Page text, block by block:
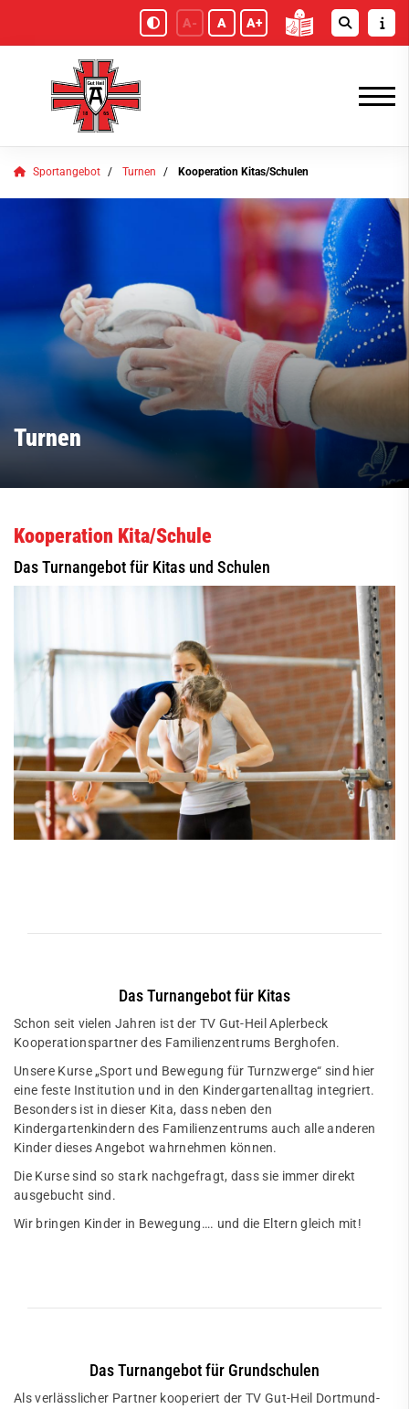
A- A A+
Sportangebot Turnen Kooperation Kitas/Schulen
Turnen
Kooperation Kita/Schule
Das Turnangebot für Kitas und Schulen
Das Turnangebot für Kitas
Schon seit vielen Jahren ist der TV Gut-Heil Aplerbeck
Kooperationspartner des Familienzentrums Berghofen.
Unsere Kurse „Sport und Bewegung für Turnzwerge“ sind hier
eine feste Institution und in den Kindergartenalltag integriert.
Besonders ist in dieser Kita, dass neben den
Kindergartenkindern des Familienzentrums auch alle anderen
Kinder dieses Angebot wahrnehmen können.
Die Kurse sind so stark nachgefragt, dass sie immer direkt
ausgebucht sind.
Wir bringen Kinder in Bewegung…. und die Eltern gleich mit!
Das Turnangebot für Grundschulen
Als verlässlicher Partner kooperiert der TV Gut-Heil Dortmund-